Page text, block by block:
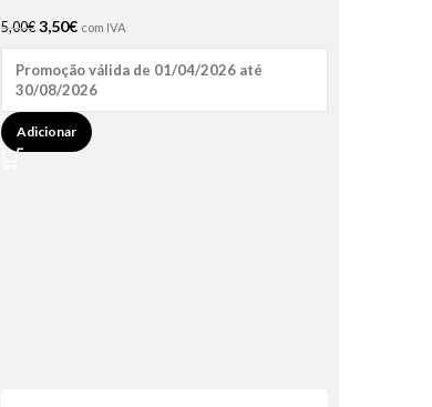
5,00€ 3,50€ com IVA
Promoção válida de 01/04/2026 até
30/08/2026
Adicionar